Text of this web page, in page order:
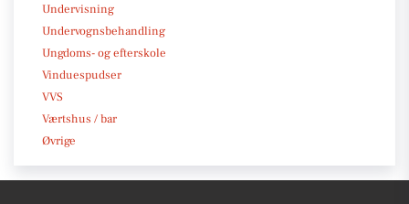
Undervisning
Undervognsbehandling
Ungdoms- og efterskole
Vinduespudser
VVS
Værtshus / bar
Øvrige